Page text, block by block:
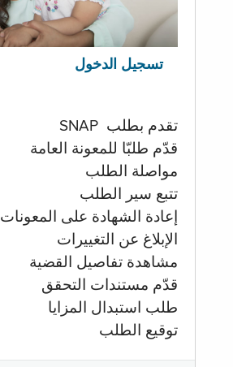
تسجيل الدخول
تقدم بطلب SNAP
قدّم طلبّا للمعونة العامة
مواصلة الطلب
تتبع سير الطلب
إعادة الشهادة على المعونات
الإبلاغ عن التغييرات
مشاهدة تفاصيل القضية
قدّم مستندات التحقق
طلب استبدال المزايا
توقيع الطلب